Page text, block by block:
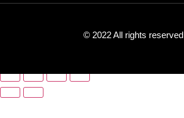
© 2022 All rights reserved